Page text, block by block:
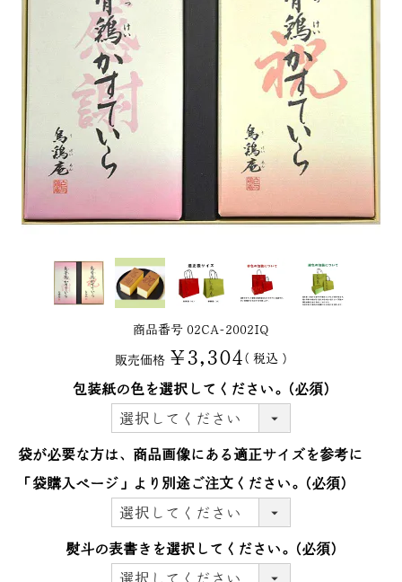
商品番号 02CA-2002IQ
販売価格 ¥3,304 税込
包装紙の色を選択してください。 (必須)
袋が必要な方は、商品画像にある適正サイズを参考に
「袋購入ぺージ」より別途ご注文ください。
(必須)
熨斗の表書きを選択してください。 (必須)